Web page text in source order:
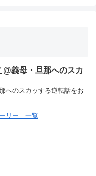
義母・旦那へのスカ
へのスカッする逆転話をお
ーリー 一覧